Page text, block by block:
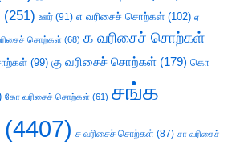
(251) ஊர் (91) எ வரிசைச் சொற்கள் (102) ஏ
சொற்கள் (68) க வரிசைச் சொற்கள்
(99) கு வரிசைச் சொற்கள் (179) கொ
கோ வரிசைச் சொற்கள் (61) சங்க
(4407) ச வரிசைச் சொற்கள் (87) சா வரிசைச்